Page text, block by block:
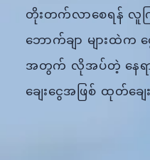
တိုးတက်လာစေရန် လူက
ဘောက်ချာ များထဲက ငွ
အတွက် လိုအပ်တဲ့ နေရ
ချေးငွေအဖြစ် ထုတ်ချ